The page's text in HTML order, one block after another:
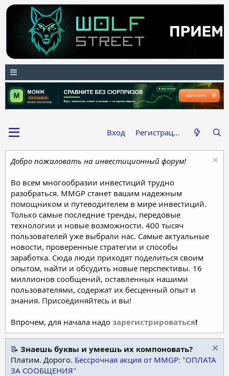
Вход Регистрация
Добро пожаловать на инвестиционный форум!
Во всем многообразии инвестиций трудно
разобраться. MMGP станет вашим надежным
помощником и путеводителем в мире инвестиций.
Только самые последние тренды, передовые
технологии и новые возможности. 400 тысяч
пользователей уже выбрали нас. Самые актуальные
новости, проверенные стратегии и способы
заработка. Сюда люди приходят поделиться своим
опытом, найти и обсудить новые перспективы. 16
миллионов сообщений, оставленных нашими
пользователями, содержат их бесценный опыт и
знания. Присоединяйтесь и вы!
Впрочем, для начала надо зарегистрироваться!
📝 Знаешь буквы и умеешь их компоновать?
Платим. Дорого. Бессрочная акция от MMGP: "ОПЛАТА
ЗА СООБЩЕНИЯ"